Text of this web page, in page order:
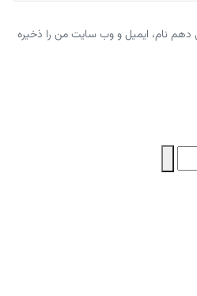
نام، ایمیل و وب سایت من را ذخیره